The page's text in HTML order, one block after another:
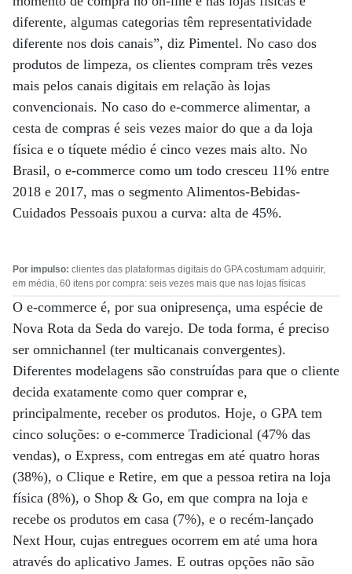
diferente, algumas categorias têm representatividade
diferente nos dois canais”, diz Pimentel. No caso dos
produtos de limpeza, os clientes compram três vezes
mais pelos canais digitais em relação às lojas
convencionais. No caso do e-commerce alimentar, a
cesta de compras é seis vezes maior do que a da loja
física e o tíquete médio é cinco vezes mais alto. No
Brasil, o e-commerce como um todo cresceu 11% entre
2018 e 2017, mas o segmento Alimentos-Bebidas-
Cuidados Pessoais puxou a curva: alta de 45%.
Por impulso: clientes das plataformas digitais do GPA costumam adquirir,
em média, 60 itens por compra: seis vezes mais que nas lojas físicas
O e-commerce é, por sua onipresença, uma espécie de
Nova Rota da Seda do varejo. De toda forma, é preciso
ser omnichannel (ter multicanais convergentes).
Diferentes modelagens são construídas para que o cliente
decida exatamente como quer comprar e,
principalmente, receber os produtos. Hoje, o GPA tem
cinco soluções: o e-commerce Tradicional (47% das
vendas), o Express, com entregas em até quatro horas
(38%), o Clique e Retire, em que a pessoa retira na loja
física (8%), o Shop & Go, em que compra na loja e
recebe os produtos em casa (7%), e o recém-lançado
Next Hour, cujas entregues ocorrem em até uma hora
através do aplicativo James. E outras opções não são